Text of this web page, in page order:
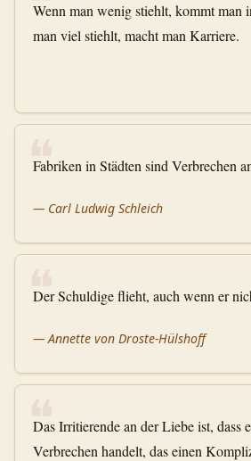
Wenn man wenig stiehlt, kommt man
man viel stiehlt, macht man Karriere.
❝
Fabriken in Städten sind Verbrechen
— Carl Ludwig Schleich
❝
Der Schuldige flieht, auch wenn er
—Annette von Droste-Hülshoff
❝
Das Irritierende an der Liebe ist, dass
Verbrechen handelt, das einen